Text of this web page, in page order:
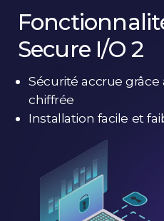
Secure I/O 2
Sécurité accrue
chiffrée
Installation facile et